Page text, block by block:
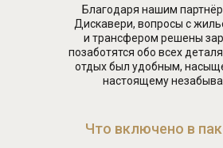
Благодаря нашим
Дискавери, вопросы с
и трансфером решены
позаботятся обо всех
отдых был удобным,
настоящему
Что включено в
alpharace@yandex.ru
СОРЕВНОВАНИЯ
ПОД ЭГИДОЙ